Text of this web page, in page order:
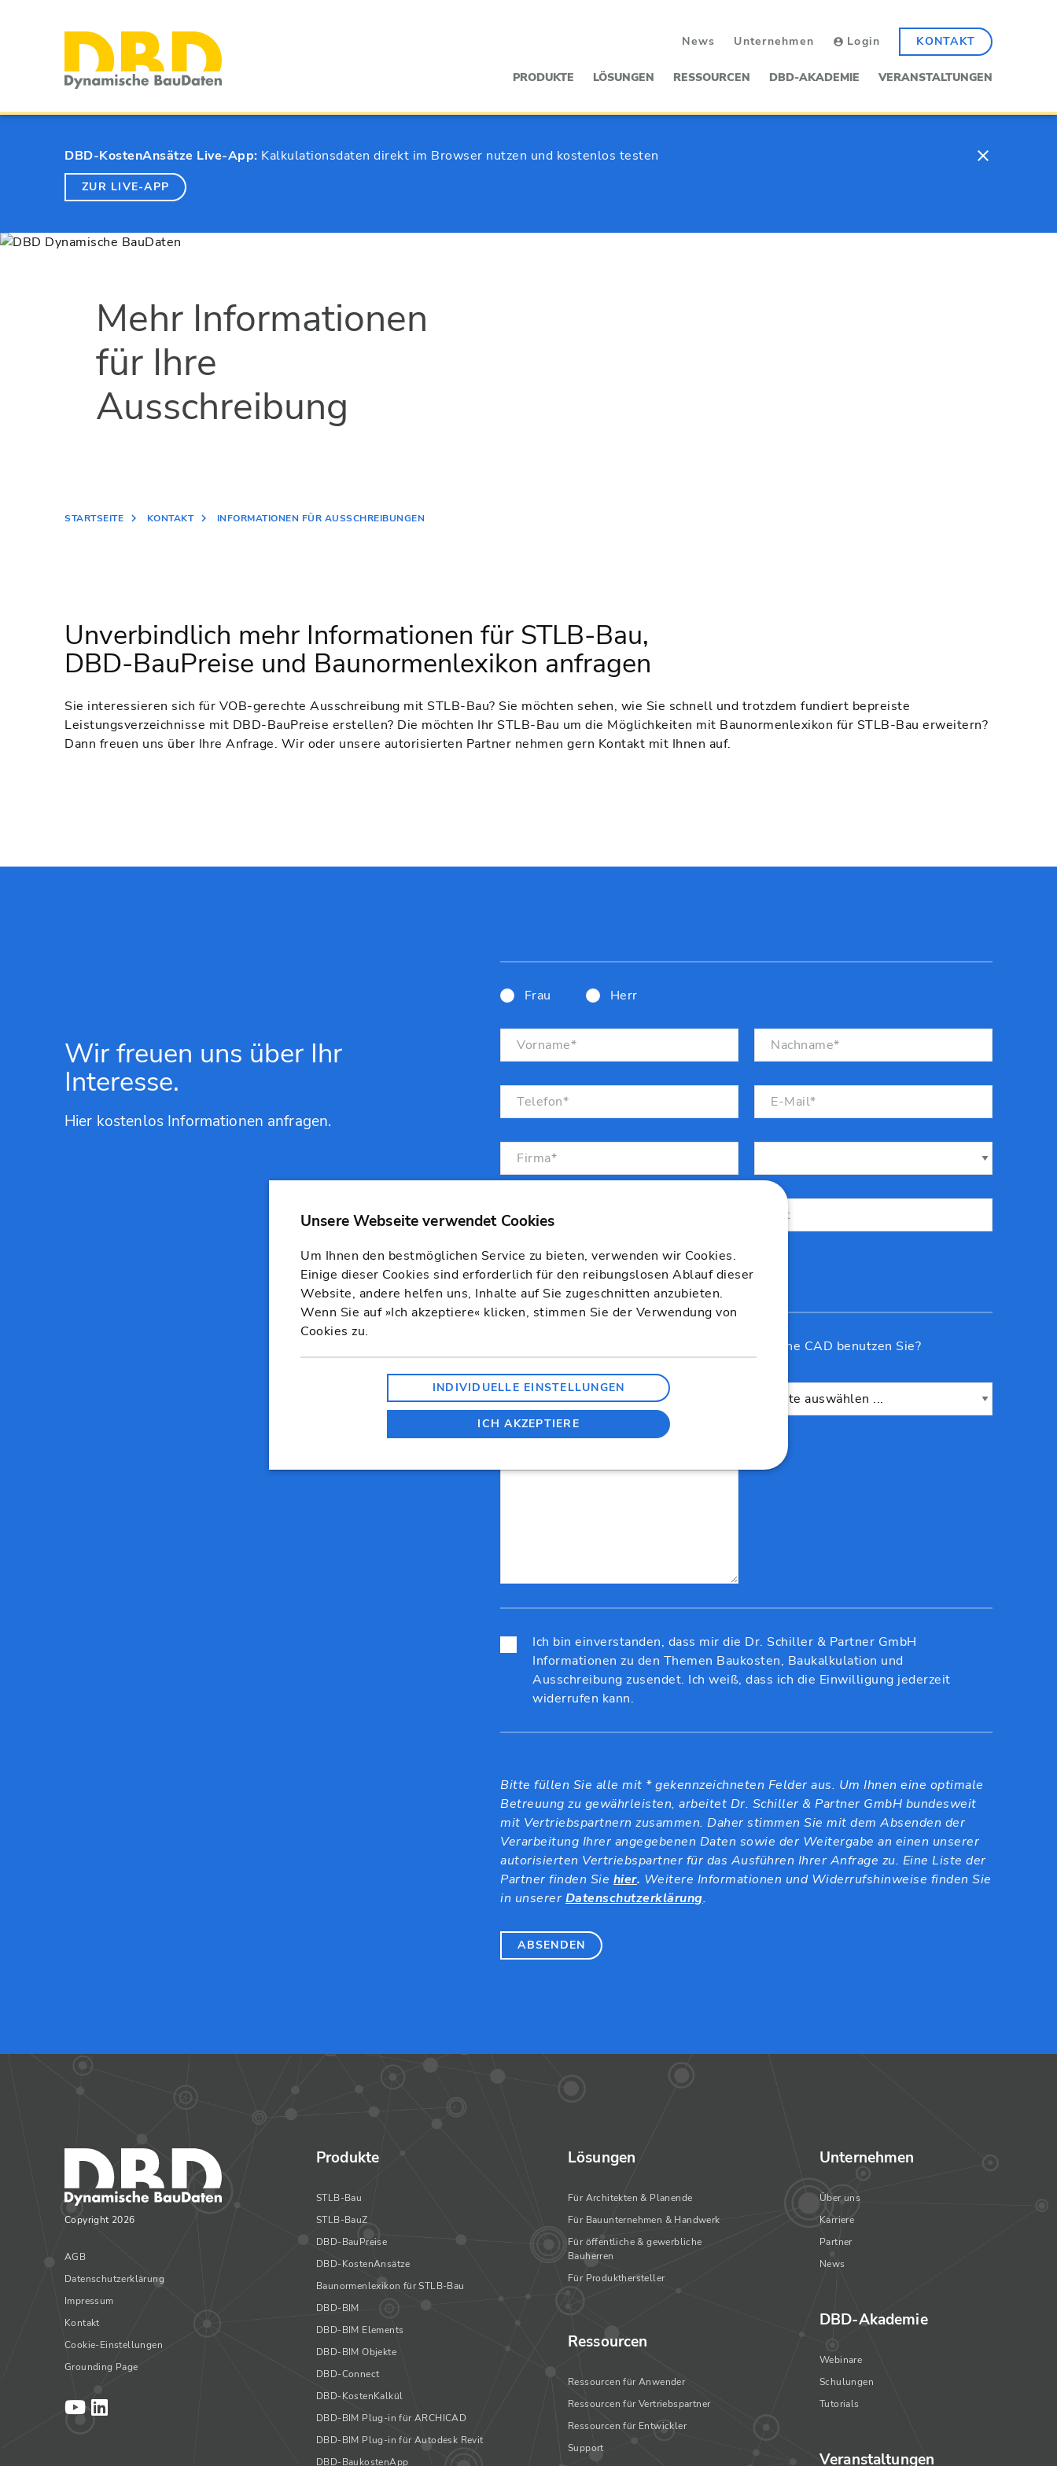
News Unternehmen Login KONTAKT
PRODUKTE LÖSUNGEN RESSOURCEN DBD-AKADEMIE VERANSTALTUNGEN
DBD-KostenAnsätze Live-App: Kalkulationsdaten direkt im Browser nutzen und kostenlos testen
ZUR LIVE-APP
Mehr Informationen
für Ihre
Ausschreibung
STARTSEITE KONTAKT INFORMATIONEN FÜR AUSSCHREIBUNGEN
Unverbindlich mehr Informationen für STLB-Bau,
DBD-BauPreise und Baunormenlexikon anfragen
Sie interessieren sich für VOB-gerechte Ausschreibung mit STLB-Bau? Sie möchten sehen, wie Sie schnell und trotzdem fundiert bepreiste
Leistungsverzeichnisse mit DBD-BauPreise erstellen? Die möchten Ihr STLB-Bau um die Möglichkeiten mit Baunormenlexikon für STLB-Bau erweitern?
Dann freuen uns über Ihre Anfrage. Wir oder unsere autorisierten Partner nehmen gern Kontakt mit Ihnen auf.
Wir freuen uns über Ihr
Interesse.
Hier kostenlos Informationen anfragen.
Frau Herr
Welche CAD benutzen Sie?
Ich bin einverstanden, dass mir die Dr. Schiller & Partner GmbH
Informationen zu den Themen Baukosten, Baukalkulation und
Ausschreibung zusendet. Ich weiß, dass ich die Einwilligung jederzeit
widerrufen kann.
Bitte füllen Sie alle mit * gekennzeichneten Felder aus. Um Ihnen eine optimale
Betreuung zu gewährleisten, arbeitet Dr. Schiller & Partner GmbH bundesweit
mit Vertriebspartnern zusammen. Daher stimmen Sie mit dem Absenden der
Verarbeitung Ihrer angegebenen Daten sowie der Weitergabe an einen unserer
autorisierten Vertriebspartner für das Ausführen Ihrer Anfrage zu. Eine Liste der
Partner finden Sie hier. Weitere Informationen und Widerrufshinweise finden Sie
in unserer Datenschutzerklärung.
ABSENDEN
Copyright 2026
AGB
Datenschutzerklärung
Impressum
Kontakt
Cookie-Einstellungen
Grounding Page
Produkte
STLB-Bau
STLB-BauZ
DBD-BauPreise
DBD-KostenAnsätze
Baunormenlexikon für STLB-Bau
DBD-BIM
DBD-BIM Elements
DBD-BIM Objekte
DBD-Connect
DBD-KostenKalkül
DBD-BIM Plug-in für ARCHICAD
DBD-BIM Plug-in für Autodesk Revit
DBD-BaukostenApp
Lösungen
Für Architekten & Planende
Für Bauunternehmen & Handwerk
Für öffentliche & gewerbliche
Bauherren
Für Produkthersteller
Ressourcen
Ressourcen für Anwender
Ressourcen für Vertriebspartner
Ressourcen für Entwickler
Support
Unternehmen
Über uns
Karriere
Partner
News
DBD-Akademie
Webinare
Schulungen
Tutorials
Veranstaltungen
Um Ihnen den bestmöglichen Service zu bieten, verwenden wir Cookies.
Einige dieser Cookies sind erforderlich für den reibungslosen Ablauf dieser
Website, andere helfen uns, Inhalte auf Sie zugeschnitten anzubieten.
Wenn Sie auf »Ich akzeptiere« klicken, stimmen Sie der Verwendung von
Cookies zu.
INDIVIDUELLE EINSTELLUNGEN
ICH AKZEPTIERE